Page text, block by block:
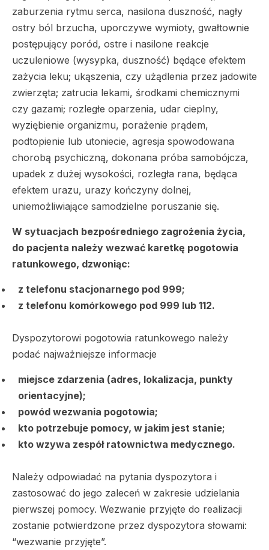
zaburzenia rytmu serca, nasilona duszność, nagły
ostry ból brzucha, uporczywe wymioty, gwałtownie
postępujący poród, ostre i nasilone reakcje
uczuleniowe (wysypka, duszność) będące efektem
zażycia leku; ukąszenia, czy użądlenia przez jadowite
zwierzęta; zatrucia lekami, środkami chemicznymi
czy gazami; rozległe oparzenia, udar cieplny,
wyziębienie organizmu, porażenie prądem,
podtopienie lub utoniecie, agresja spowodowana
chorobą psychiczną, dokonana próba samobójcza,
upadek z dużej wysokości, rozległa rana, będąca
efektem urazu, urazy kończyny dolnej,
uniemożliwiające samodzielne poruszanie się.
W sytuacjach bezpośredniego zagrożenia życia,
do pacjenta należy wezwać karetkę pogotowia
ratunkowego, dzwoniąc:
z telefonu stacjonarnego pod 999;
z telefonu komórkowego pod 999 lub 112.
Dyspozytorowi pogotowia ratunkowego należy
podać najważniejsze informacje
miejsce zdarzenia (adres, lokalizacja, punkty
orientacyjne);
powód wezwania pogotowia;
kto potrzebuje pomocy, w jakim jest stanie;
kto wzywa zespół ratownictwa medycznego.
Należy odpowiadać na pytania dyspozytora i
zastosować do jego zaleceń w zakresie udzielania
pierwszej pomocy. Wezwanie przyjęte do realizacji
zostanie potwierdzone przez dyspozytora słowami:
“wezwanie przyjęte”.